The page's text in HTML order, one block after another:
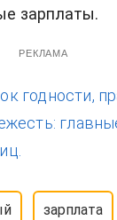
зарплаты.
РЕКЛАМА
годности,
зарплата